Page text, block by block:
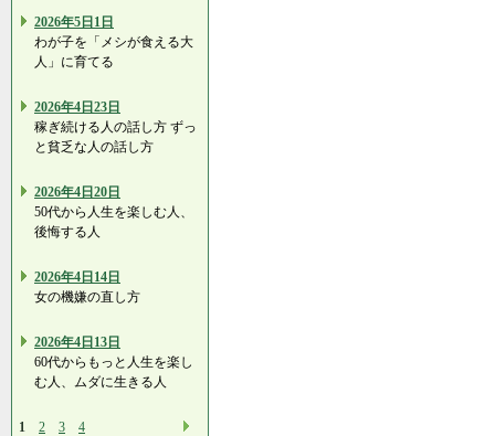
2026年5日1日
わが子を「メシが食える大
人」に育てる
2026年4日23日
稼ぎ続ける人の話し方 ずっ
と貧乏な人の話し方
2026年4日20日
50代から人生を楽しむ人、
後悔する人
2026年4日14日
女の機嫌の直し方
2026年4日13日
60代からもっと人生を楽し
む人、ムダに生きる人
1 2 3 4